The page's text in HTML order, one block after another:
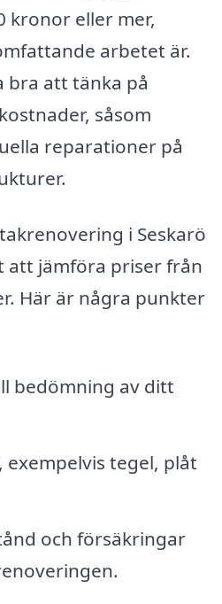
kronor eller mer,
arbetet är.
bra att tänka på
såsom
reparationer på
i Seskarö
att jämföra priser från
Här är några punkter
bedömning av ditt
exempelvis tegel, plåt
och försäkringar